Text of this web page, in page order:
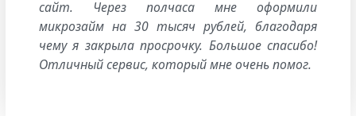
сайт. Через полчаса мне оформили
микрозайм на 30 тысяч рублей, благодаря
чему я закрыла просрочку. Большое спасибо!
Отличный сервис, который мне очень помог.